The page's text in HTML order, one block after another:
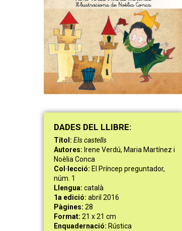
DADES DEL LLIBRE:
Títol: Els castells
Autores: Irene Verdú, Maria Martínez i
Noèlia Conca
Col·lecció: El Príncep preguntador,
núm. 1
Llengua: català
1a edició: abril 2016
Pàgines: 28
Format: 21 x 21 cm
Enquadernació: Rústica